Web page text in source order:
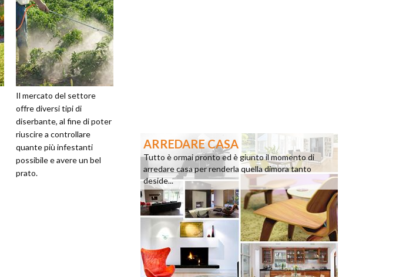
Il mercato del settore
offre diversi tipi di
diserbante, al fine di poter
riuscire a controllare
quante più infestanti
possibile e avere un bel
prato.
ARREDARE CASA
Tutto è ormai pronto ed è giunto il momento di
arredare casa per renderla quella dimora tanto
deside...